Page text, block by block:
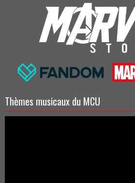
Thèmes musicaux du MCU